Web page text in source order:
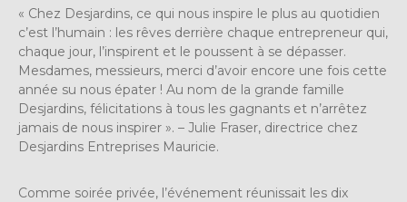
« Chez Desjardins, ce qui nous inspire le plus au quotidien
c’est l’humain : les rêves derrière chaque entrepreneur qui,
chaque jour, l’inspirent et le poussent à se dépasser.
Mesdames, messieurs, merci d’avoir encore une fois cette
année su nous épater ! Au nom de la grande famille
Desjardins, félicitations à tous les gagnants et n’arrêtez
jamais de nous inspirer ». – Julie Fraser, directrice chez
Desjardins Entreprises Mauricie.
Comme soirée privée, l’événement réunissait les dix